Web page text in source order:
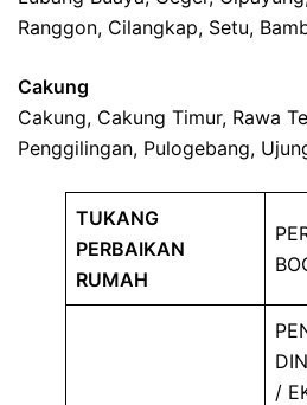
Ranggon, Cilangkap, Setu,
Cakung
Cakung, Cakung Timur, Rawa
Penggilingan, Pulogebang,
TUKANG
PERBAIKAN
RUMAH
/